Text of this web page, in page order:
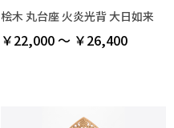
桧木 丸台座 火炎光背 大日如来
￥22,000 ～ ￥26,400